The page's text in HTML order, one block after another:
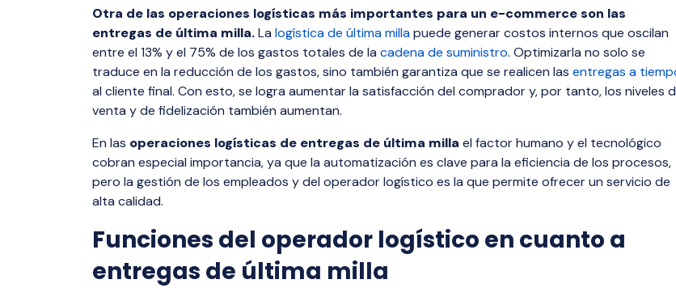
Otra de las operaciones logísticas más importantes para un e-commerce son las
entregas de última milla.La logística de última millapuede generar costos internos que oscilan
entre el 13% y el 75% de los gastos totales de la cadena de suministro. Optimizarla no solo se
traduce en la reducción de los gastos, sino también garantiza que se realicen las entregas a
al cliente final. Con esto, se logra aumentar la satisfacción del comprador y, por tanto, los niveles
venta y de fidelización también aumentan.
En las operaciones logísticas de entregas de última milla el factor humano y el tecnológico
cobran especial importancia, ya que la automatización es clave para la eficiencia de los procesos,
pero la gestión de los empleados y del operador logístico es la que permite ofrecer un servicio de
alta calidad.
Funciones del operador logístico en cuanto a
entregas de última milla